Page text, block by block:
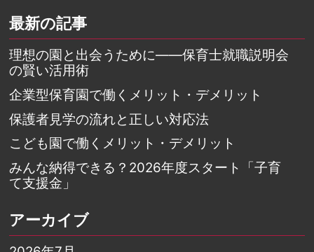
最新の記事
理想の園と出会うために――保育士就職説明会
の賢い活用術
企業型保育園で働くメリット・デメリット
保護者見学の流れと正しい対応法
こども園で働くメリット・デメリット
みんな納得できる？2026年度スタート「子育
て支援金」
アーカイブ